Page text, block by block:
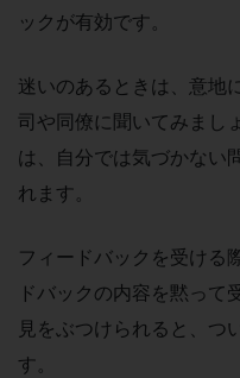
ックが有効です。
迷いのあるときは、意地
司や同僚に聞いてみまし
は、自分では気づかない
れます。
フィードバックを受ける
ドバックの内容を黙って
見をぶつけられると、つ
す。